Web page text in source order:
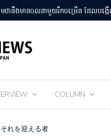
EXPO 2025 នៅតំបន់Osaka Kansai
COLUMN
れを迎える者